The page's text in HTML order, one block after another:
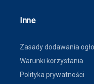
Inne
Zasady dodawania
Warunki korzystania
Polityka prywatności